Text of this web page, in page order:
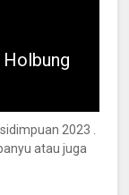
2023 .
atau juga